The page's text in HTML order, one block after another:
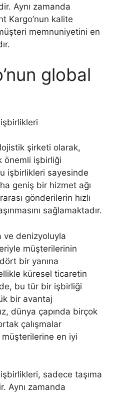
Aynı zamanda
Kargo’nun kalite
memnuniyetini en
global
şirketi olarak,
önemli işbirliği
işbirlikleri sayesinde
geniş bir hizmet ağı
gönderilerin hızlı
sağlamaktadır.
ve denizyoluyla
müşterilerinin
bir yanına
küresel ticaretin
bu tür bir işbirliği
bir avantaj
dünya çapında birçok
çalışmalar
en iyi
sadece taşıma
Aynı zamanda